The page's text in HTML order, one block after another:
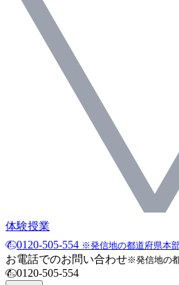
体験授業
0120-505-554 ※発信地の都道府県本
お電話でのお問い合わせ※発信地の
0120-505-554